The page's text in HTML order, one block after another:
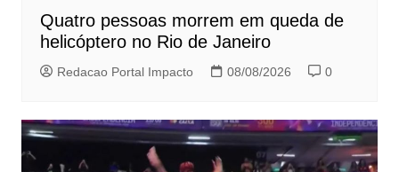
Quatro pessoas morrem em queda de
helicóptero no Rio de Janeiro
Redacao Portal Impacto 08/08/2026 0